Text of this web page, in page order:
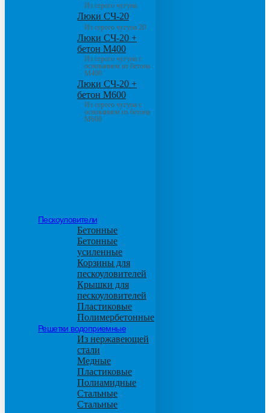
Из серого чугуна
Люки СЧ-20
Из серого чугуна 20
Люки СЧ-20 +
бетон М400
Из серого чугуна с
основанием из бетона
М400
Люки СЧ-20 +
бетон М600
Из серого чугуна с
основанием из бетона
М600
Пескоуловители
Бетонные
Бетонные
усиленные
Корзины для
пескоуловителей
Крышки для
пескоуловителей
Пластиковые
Полимербетонные
Решетки водоприемные
Из нержавеющей
стали
Медные
Пластиковые
Полиамидные
Стальные
Стальные